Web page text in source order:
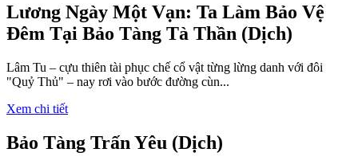
Lương Ngày Một Vạn: Ta Làm Bảo Vệ
Đêm Tại Bảo Tàng Tà Thần (Dịch)
Lâm Tu – cựu thiên tài phục chế cổ vật từng lừng danh với đôi
"Quỷ Thủ" – nay rơi vào bước đường cùn...
Xem chi tiết
Bảo Tàng Trấn Yêu (Dịch)